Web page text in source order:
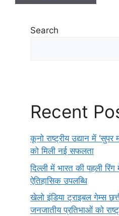
Search
Recent
कूनो राष्ट्रीय उद्यान में ‘सुपर
को मिली नई सफलता
दिल्ली में भारत की पहली रिंग
ऐतिहासिक उपलब्धि
खेलो इंडिया ट्राइबल गेम्स
जनजातीय प्रतिभाओं को